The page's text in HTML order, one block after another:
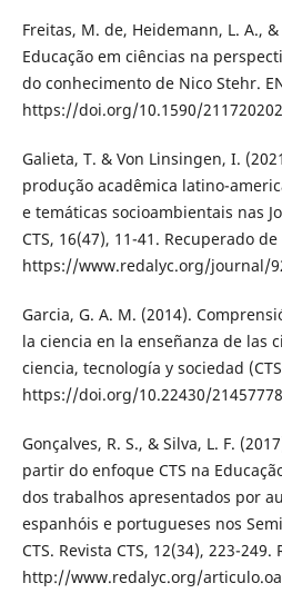
Freitas, M. de, Heidemann, L. A.,
Educação em ciências na
do conhecimento de Nico Stehr.
https://doi.org/10.1590/
Galieta, T. & Von Linsingen, I.
produção acadêmica latino-
e temáticas socioambientais nas
CTS, 16(47), 11-41. Recuperado de
https://www.redalyc.org/journal/
Garcia, G. A. M. (2014).
la ciencia en la enseñanza de las
ciencia, tecnología y sociedad
https://doi.org/10.22430/
Gonçalves, R. S., & Silva, L. F.
partir do enfoque CTS na
dos trabalhos apresentados por
espanhóis e portugueses nos
CTS. Revista CTS, 12(34), 223-
http://www.redalyc.org/